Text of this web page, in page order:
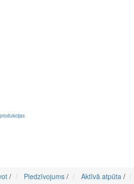
/ Piedzīvojums / Aktīvā atpūta /